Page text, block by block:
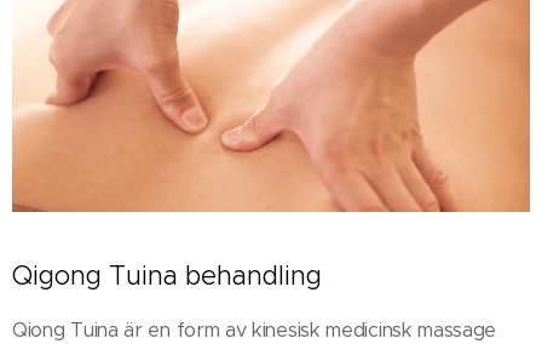
Qigong Tuina behandling
Qiong Tuina är en form av kinesisk medicinsk massage